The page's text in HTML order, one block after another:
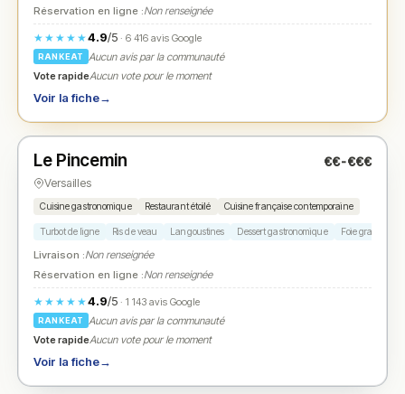
Réservation en ligne :Non renseignée
★★★★★4.9/5· 6 416 avis Google
RANKEAT
Aucun avis par la communauté
Vote rapideAucun vote pour le moment
Voir la fiche→
★ N° 2
Le Pincemin €€-€€€
Versailles
Cuisine gastronomique Restaurant étoilé Cuisine française contemporaine
Turbot de ligne Ris de veau Langoustines Dessert gastronomique Foie gras
Livraison :Non renseignée
Réservation en ligne :Non renseignée
★★★★★4.9/5· 1 143 avis Google
RANKEAT
Aucun avis par la communauté
Vote rapideAucun vote pour le moment
Voir la fiche→